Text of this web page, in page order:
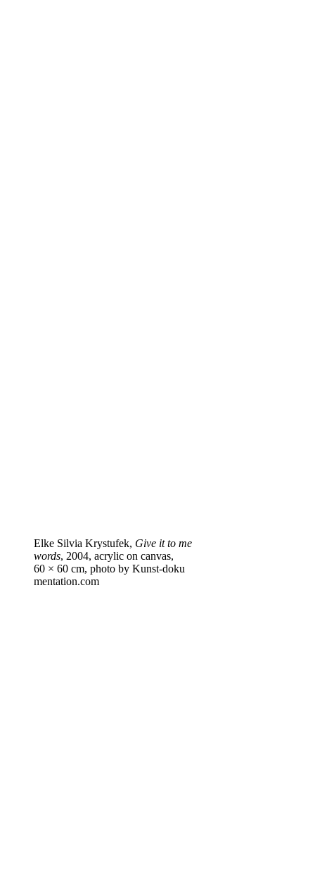
Elke Silvia Krystufek, Give it to me
words, 2004, acrylic on canvas,
60 × 60 cm, photo by Kun​st​-doku​
men​ta​tion​.com